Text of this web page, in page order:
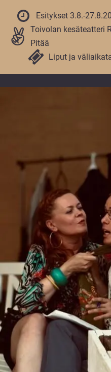
Esitykset 3.8.-
Toivolan kesäteatteri
Pitää
Liput ja